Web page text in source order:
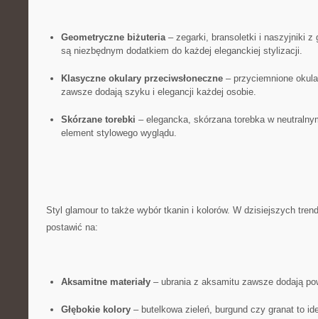
Geometryczne ⁤biżuteria– zegarki, bransoletki i naszyjniki z
są niezbędnym dodatkiem do każdej eleganckiej‍ stylizacji.
Klasyczne okulary przeciwsłoneczne– przyciemnione
zawsze⁣ dodają szyku i ‍elegancji każdej‍ osobie.
Skórzane torebki – elegancka, skórzana torebka​ w
element stylowego wyglądu.
Styl glamour to także wybór ⁤tkanin⁢ i‌ kolorów. W dzisiejszych
postawić na:
Aksamitne materiały– ‌ubrania z‍ aksamitu ⁢zawsze dodają
Głębokie kolory– butelkowa zieleń, burgund ‌czy granat to